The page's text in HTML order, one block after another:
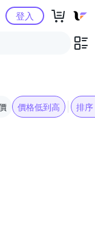
中心登入
價格低到高 排序